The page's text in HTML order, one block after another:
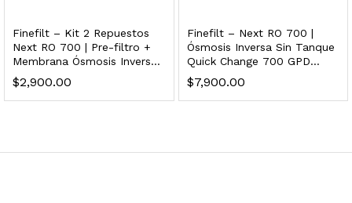
Finefilt – Kit 2 Repuestos
Next RO 700 | Pre-filtro +
Membrana Ósmosis Inversa
Cambio Rápido
$2,900.00
Finefilt – Next RO 700 |
Ósmosis Inversa Sin Tanque
Quick Change 700 GPD
Premium
$7,900.00
al carrito
Esterilizador UV 25 Watts 4 Pines